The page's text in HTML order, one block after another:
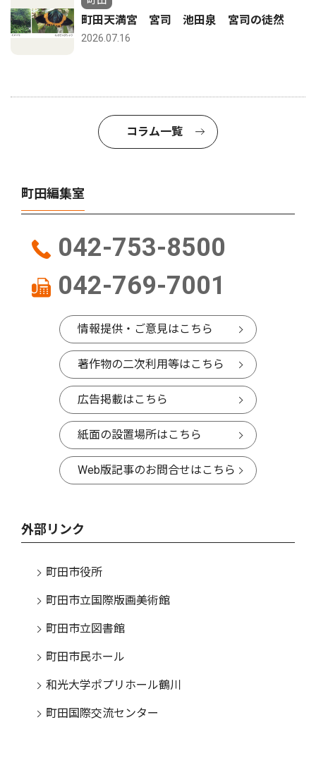
町田天満宮 宮司 池田泉 宮司の徒然
2026.07.16
コラム一覧
町田編集室
042-753-8500
042-769-7001
情報提供・ご意見はこちら
著作物の二次利用等はこちら
広告掲載はこちら
紙面の設置場所はこちら
Web版記事のお問合せはこちら
外部リンク
町田市役所
町田市立国際版画美術館
町田市立図書館
町田市民ホール
和光大学ポプリホール鶴川
町田国際交流センター